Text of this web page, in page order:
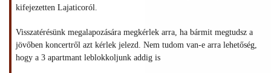
kifejezetten Lajaticoról.
Visszatérésünk megalapozására megkérlek arra, ha bármit megtudsz a
jövőben koncertről azt kérlek jelezd. Nem tudom van-e arra lehetőség,
hogy a 3 apartmant leblokkoljunk addig is